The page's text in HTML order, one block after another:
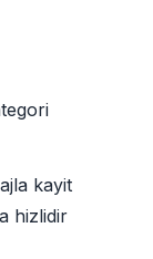
kayit
hizlidir